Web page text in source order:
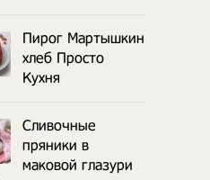
Пирог Мартышкин
хлеб Просто
Кухня
Сливочные
пряники в
маковой глазури